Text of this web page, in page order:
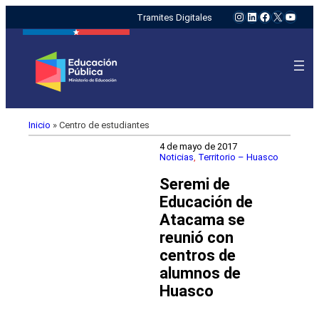
Tramites Digitales Instagram
LinkedIn
Facebook
X
Inicio » Centro de estudiantes
4 de mayo de 2017
Noticias Territorio – Huasco
Seremi de
Educación de
Atacama se
reunió con
centros de
alumnos de
Huasco